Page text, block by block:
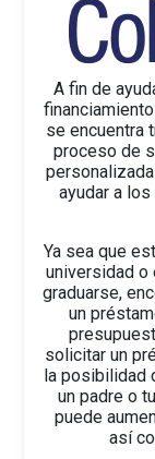
A fin de
se encuentra
proceso de
ayudar a
Ya sea que
universidad o
graduarse,
un
solicitar un
la posibilidad
un padre o
puede
así